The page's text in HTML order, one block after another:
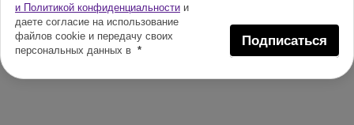
и Политикой конфиденциальности и
даете согласие на использование
файлов cookie и передачу своих
персональных данных в *
Подписаться